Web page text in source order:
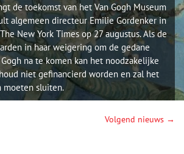
de toekomst van het Van Gogh Museum
algemeen directeur Emilie Gordenker in
New York Times op 27 augustus. Als de
in haar weigering om de gedane
na te komen kan het noodzakelijke
niet gefinancierd worden en zal het
moeten sluiten.
Volgend nieuws →